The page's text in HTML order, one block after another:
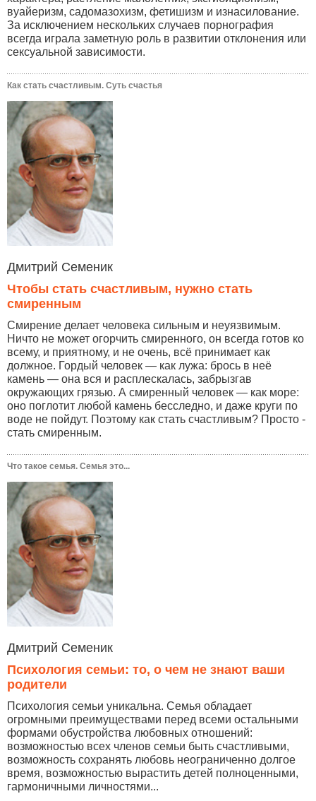
вуайеризм, садомазохизм, фетишизм и изнасилование.
За исключением нескольких случаев порнография
всегда играла заметную роль в развитии отклонения или
сексуальной зависимости.
Как стать счастливым. Суть счастья
Дмитрий Семеник
Чтобы стать счастливым, нужно стать
смиренным
Смирение делает человека сильным и неуязвимым.
Ничто не может огорчить смиренного, он всегда готов ко
всему, и приятному, и не очень, всё принимает как
должное. Гордый человек — как лужа: брось в неё
камень — она вся и расплескалась, забрызгав
окружающих грязью. А смиренный человек — как море:
оно поглотит любой камень бесследно, и даже круги по
воде не пойдут. Поэтому как стать счастливым? Просто -
стать смиренным.
Что такое семья. Семья это...
Дмитрий Семеник
Психология семьи: то, о чем не знают ваши
родители
Психология семьи уникальна. Семья обладает
огромными преимуществами перед всеми остальными
формами обустройства любовных отношений:
возможностью всех членов семьи быть счастливыми,
возможность сохранять любовь неограниченно долгое
время, возможностью вырастить детей полноценными,
гармоничными личностями...